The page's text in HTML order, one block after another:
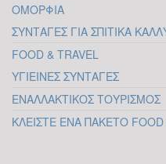
ΟΜΟΡΦΙΑ
ΣΥΝΤΑΓΕΣ ΓΙΑ ΣΠΙΤΙΚΑ
FOOD & TRAVEL
ΥΓΙΕΙΝΕΣ ΣΥΝΤΑΓΕΣ
ΕΝΑΛΛΑΚΤΙΚΟΣ ΤΟΥΡΙΣΜΟΣ
ΚΛΕΙΣΤΕ ΕΝΑ ΠΑΚΕΤΟ FOOD
05
ΟΚΤ
Πολλές
ήθος των
να υπάρξει
αναπτύξω το